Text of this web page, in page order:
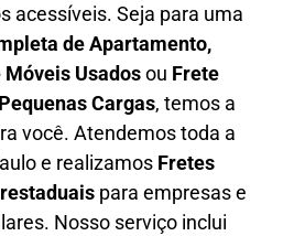
acessíveis. Seja para uma
de Apartamento,
Usadosou Frete
Cargas, temos a
você. Atendemostoda a
e realizamos Fretes
para empresas e
Nosso serviço inclui